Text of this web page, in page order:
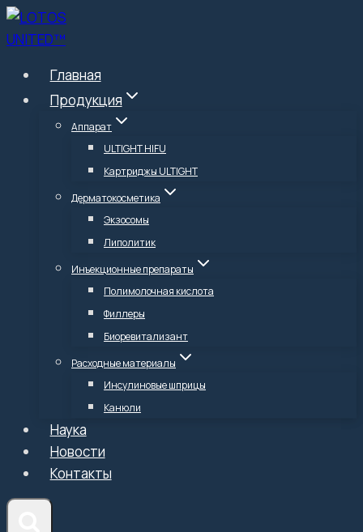
Перейти
к
Главная
Продукция
Аппарат
ULTIGHT HIFU
Картриджы ULTIGHT
Дерматокосметика
Экзосомы
Липолитик
Инъекционные препараты
Полимолочная кислота
Филлеры
Биоревитализант
Расходные материалы
Инсулиновые шприцы
Канюли
Наука
Новости
Контакты